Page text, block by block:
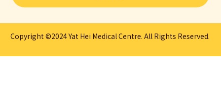
Copyright ©2024 Yat Hei Medical Centre. All Rights Reserved.